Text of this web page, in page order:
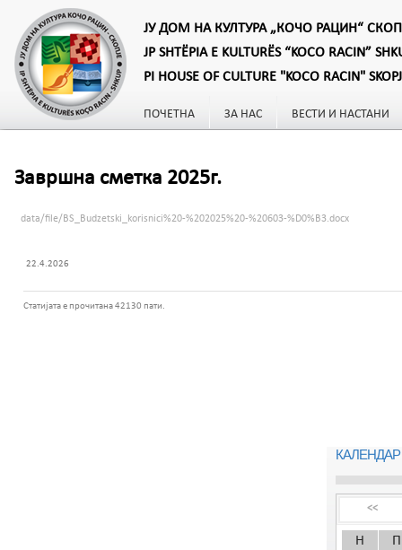
ЈУ ДОМ НА КУЛТУРА „КОЧО РАЦИН“
JP SHTËPIA E KULTURËS “KOCO RACIN”
PI HOUSE OF CULTURE "KOCO RACIN"
ПОЧЕТНА ЗА НАС ВЕСТИ И НАСТАНИ
Завршна сметка 2025г.
data/file/BS_Budzetski_korisnici%20-%202025%20-%20603-%D0%B3.docx
22.4.2026
Статијата е прочитана 42130 пати.
<<
Н
П